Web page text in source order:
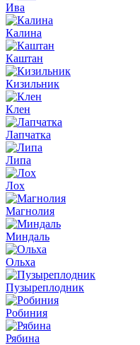
Ива
Калина
Каштан
Кизильник
Клен
Лапчатка
Липа
Лох
Магнолия
Миндаль
Ольха
Пузыреплодник
Робиния
Рябина